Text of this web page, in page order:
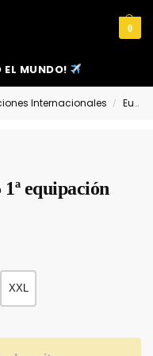
0
EL MUNDO!
Internacionales / Europa
equipación
XXL